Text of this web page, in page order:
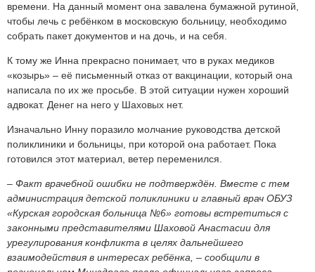
времени. На данный момент она завалена бумажной рутиной,
чтобы лечь с ребёнком в московскую больницу, необходимо
собрать пакет документов и на дочь, и на себя.
К тому же Инна прекрасно понимает, что в руках медиков
«козырь» – её письменный отказ от вакцинации, который она
написала по их же просьбе. В этой ситуации нужен хороший
адвокат. Денег на него у Шаховых нет.
Изначально Инну поразило молчание руководства детской
поликлиники и больницы, при которой она работает. Пока
готовился этот материал, ветер переменился.
– Факт врачебной ошибки не подтверждён. Вместе с тем
администрация детской поликлиники и главный врач ОБУЗ
«Курская городская больница №6» готовы встретиться с
законными представителями Шаховой Анастасии для
урегулирования конфликта в целях дальнейшего
взаимодействия в интересах ребёнка, – сообщили в